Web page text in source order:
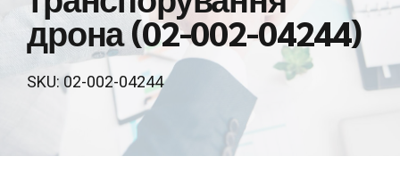
дрона (02-002-04244)
SKU: 02-002-04244